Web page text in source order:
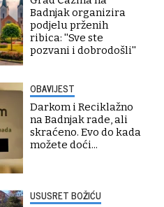
Badnjak organizira
podjelu prženih
ribica: ''Sve ste
pozvani i dobrodošli''
OBAVIJEST
Darkom i Reciklažno
na Badnjak rade, ali
skraćeno. Evo do kada
možete doći...
USUSRET BOŽIĆU